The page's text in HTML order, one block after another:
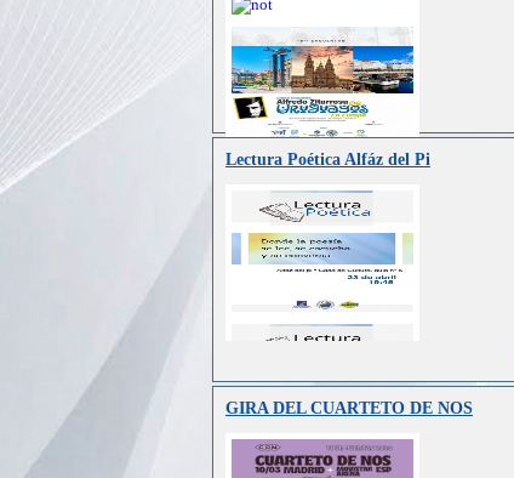
Lectura Poética Alfáz del Pi
GIRA DEL CUARTETO DE NOS